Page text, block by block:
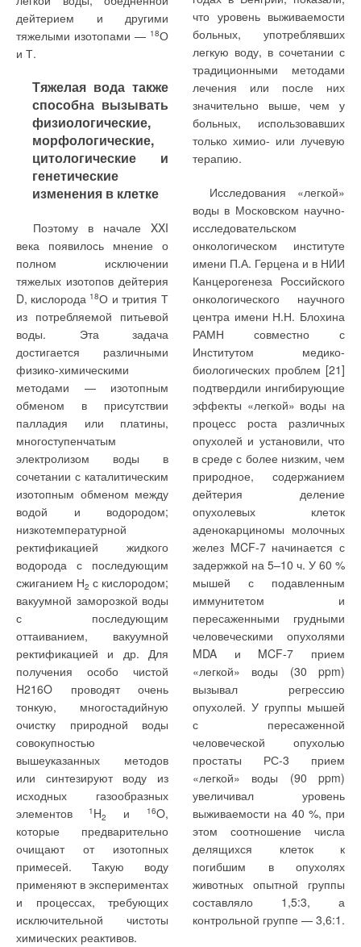
дейтерием и другими
тяжелыми изотопами — 18О
и Т.
Тяжелая вода также
способна вызывать
физиологические,
морфологические,
цитологические и
генетические
изменения в клетке
Поэтому в начале XXI
века появилось мнение о
полном исключении
тяжелых изотопов дейтерия
D, кислорода 18О и трития Т
из потребляемой питьевой
воды. Эта задача
достигается различными
физико-химическими
методами — изотопным
обменом в присутствии
палладия или платины,
многоступенчатым
электролизом воды в
сочетании с каталитическим
изотопным обменом между
водой и водородом;
низкотемпературной
ректификацией жидкого
водорода с последующим
сжиганием Н2 с кислородом;
вакуумной заморозкой воды
с последующим
оттаиванием, вакуумной
ректификацией и др. Для
получения особо чистой
H216O проводят очень
тонкую, многостадийную
очистку природной воды
совокупностью
вышеуказанных методов
или синтезируют воду из
исходных газообразных
элементов
1 H2 и 16O,
которые предварительно
очищают от изотопных
примесей. Такую воду
применяют в экспериментах
и процессах, требующих
исключительной чистоты
химических реактивов.
что уровень выживаемости
больных, употреблявших
легкую воду, в сочетании с
традиционными методами
лечения или после них
значительно выше, чем у
больных, использовавших
только химио- или лучевую
терапию.
Исследования «легкой»
воды в Московском научно-
исследовательском
онкологическом институте
имени П.А. Герцена и в НИИ
Канцерогенеза Российского
онкологического научного
центра имени Н.Н. Блохина
РАМН совместно с
Институтом медико-
биологических проблем [21]
подтвердили ингибирующие
эффекты «легкой» воды на
процесс роста различных
опухолей и установили, что
в среде с более низким, чем
природное, содержанием
дейтерия деление
опухолевых клеток
аденокарциномы молочных
желез MCF-7 начинается с
задержкой на 5–10 ч. У 60 %
мышей с подавленным
иммунитетом и
пересаженными грудными
человеческими опухолями
MDA и MCF-7 прием
«легкой» воды (30 ppm)
вызывал регрессию
опухолей. У группы мышей
с пересаженной
человеческой опухолью
простаты РС-3 прием
«легкой» воды (90 ppm)
увеличивал уровень
выживаемости на 40 %, при
этом соотношение числа
делящихся клеток к
погибшим в опухолях
животных опытной группы
составляло 1,5:3, а
контрольной группе — 3,6:1.